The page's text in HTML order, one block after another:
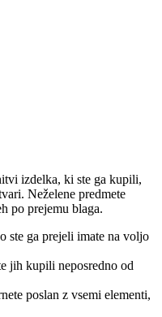
izdelka, ki ste ga kupili,
Neželene predmete
po prejemu blaga.
ste ga prejeli imate na voljo
jih kupili neposredno od
poslan z vsemi elementi,